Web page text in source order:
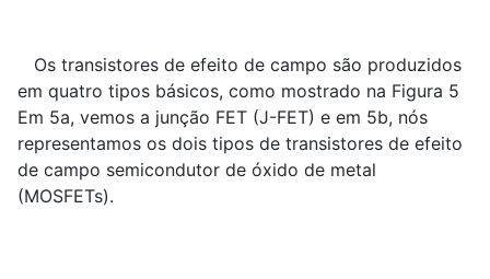
Os transistores de efeito de campo são produzidos
em quatro tipos básicos, como mostrado na Figura 5
Em 5a, vemos a junção FET (J-FET) e em 5b, nós
representamos os dois tipos de transistores de efeito
de campo semicondutor de óxido de metal
(MOSFETs).